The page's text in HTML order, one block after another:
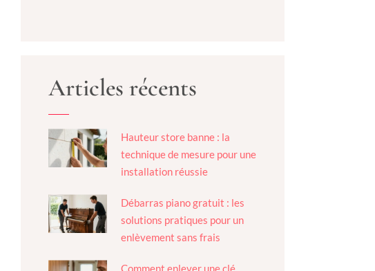
Articles récents
Hauteur store banne : la
technique de mesure pour une
installation réussie
Débarras piano gratuit : les
solutions pratiques pour un
enlèvement sans frais
Comment enlever une clé